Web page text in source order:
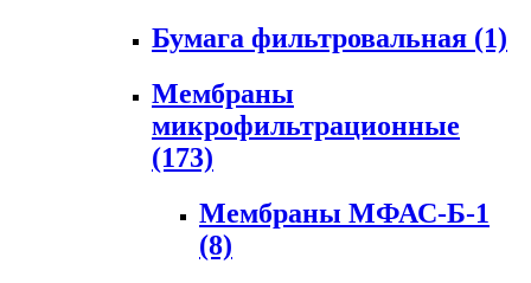
Бумага фильтровальная (1)
Мембраны
микрофильтрационные
(173)
Мембраны МФАС-Б-1
(8)